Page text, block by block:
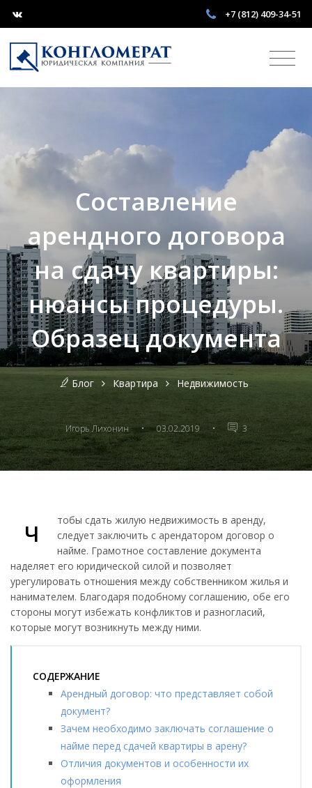
+7 (812) 409-34-51
Составление
арендного договора
на сдачу квартиры:
нюансы процедуры.
Образец документа
Блог Квартира Недвижимость
Игорь Лихонин · 03.02.2019 · 3
Ч
тобы сдать жилую недвижимость в аренду,
следует заключить с арендатором договор о
найме. Грамотное составление документа
наделяет его юридической силой и позволяет
урегулировать отношения между собственником жилья и
нанимателем. Благодаря подобному соглашению, обе его
стороны могут избежать конфликтов и разногласий,
которые могут возникнуть между ними.
СОДЕРЖАНИЕ
Арендный договор: что представляет собой
документ?
Зачем необходимо заключать соглашение о
найме перед сдачей квартиры в арену?
Отличия документов и особенности их
оформления